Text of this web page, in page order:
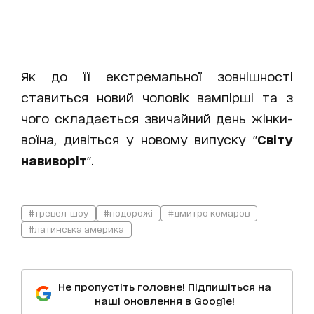
Як до її екстремальної зовнішності
ставиться новий чоловік вампірші та з
чого складається звичайний день жінки-
воїна, дивіться у новому випуску "Світу
навиворіт".
#тревел-шоу #подорожі
#дмитро комаров
#латинська америка
Не пропустіть головне! Підпишіться на
наші оновлення в Google!